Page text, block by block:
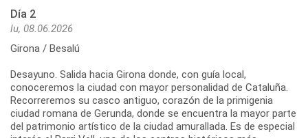
Día 2
lu, 08.06.2026
Girona / Besalú
Desayuno. Salida hacia Girona donde, con guía local,
conoceremos la ciudad con mayor personalidad de Cataluña.
Recorreremos su casco antiguo, corazón de la primigenia
ciudad romana de Gerunda, donde se encuentra la mayor parte
del patrimonio artístico de la ciudad amurallada. Es de especial